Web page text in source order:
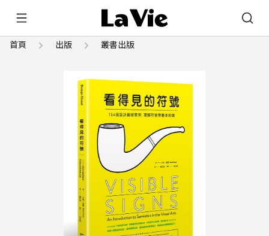
首頁 出版 叢書出版